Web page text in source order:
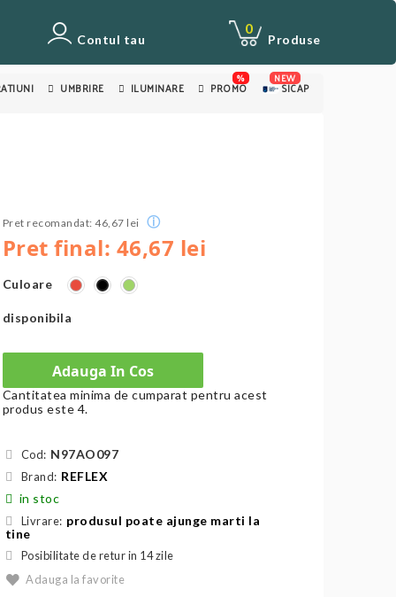
Contul tau Produse
0
UMBRIRE ILUMINARE PROMO
%
SICAP
NEW
Pret final: 46,67 lei
Pret recomandat: 46,67 lei ⓘ
Culoare
disponibila
RoșuNegruVerde
Adauga In Cos
Cantitatea minima de cumparat pentru acest
produs este 4.
Cod: N97AO097
Brand: REFLEX
in stoc
Livrare: produsul poate ajunge marti la
tine
Posibilitate de retur in 14 zile
Adauga la favorite